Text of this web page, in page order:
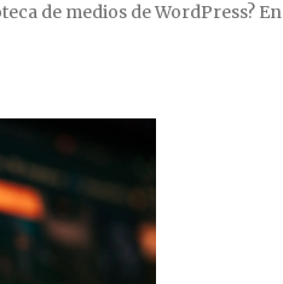
de medios de WordPress? En